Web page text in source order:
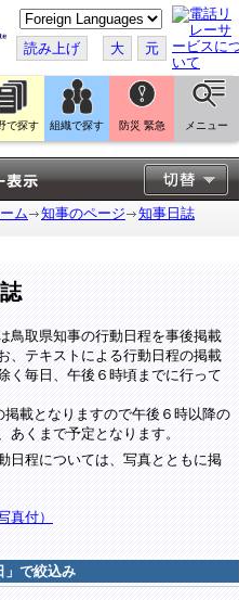
こ
の
ペ
ー
ジ
翻
訳
す
る
読み上げ 大 元
で探す 組織で探す 防災 緊急 メニュー
ム 知事のページ 知事日誌
鳥取県知事の行動日程を事後掲載
、テキストによる行動日程の掲載
く毎日、午後６時頃までに行って
掲載となりますので午後６時以降の
あくまで予定となります。
日程については、写真とともに掲
真付）
」で絞込み